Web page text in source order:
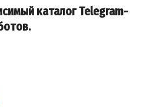
каталог Telegram-